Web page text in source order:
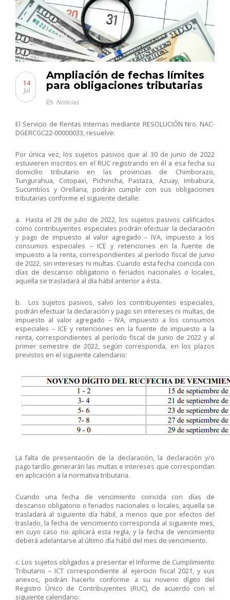
Ampliación de fechas límites
para obligaciones tributarias
14
Jul
Noticias
El Servicio de Rentas Internas mediante RESOLUCIÓN Nro. NAC-
DGERCGC22-00000033, resuelve:
Por única vez, los sujetos pasivos que al 30 de junio de 2022
estuvieren inscritos en el RUC registrando en él a esa fecha su
domicilio tributario en las provincias de Chimborazo,
Tungurahua, Cotopaxi, Pichincha, Pastaza, Azuay, Imbabura,
Sucumbíos y Orellana, podrán cumplir con sus obligaciones
tributarias conforme el siguiente detalle:
a. Hasta el 28 de julio de 2022, los sujetos pasivos calificados
como contribuyentes especiales podrán efectuar la declaración
y pago de impuesto al valor agregado – IVA, impuesto a los
consumos especiales – ICE y retenciones en la fuente de
impuesto a la renta, correspondientes al período fiscal de junio
de 2022, sin intereses ni multas. Cuando esta fecha coincida con
días de descanso obligatorio o feriados nacionales o locales,
aquella se trasladará al día hábil anterior a ésta.
b. Los sujetos pasivos, salvo los contribuyentes especiales,
podrán efectuar la declaración y pago sin intereses ni multas, de
impuesto al valor agregado – IVA, impuesto a los consumos
especiales – ICE y retenciones en la fuente de impuesto a la
renta, correspondientes al período fiscal de junio de 2022 y al
primer semestre de 2022, según corresponda, en los plazos
previstos en el siguiente calendario:
La falta de presentación de la declaración, la declaración y/o
pago tardío generarán las multas e intereses que correspondan
en aplicación a la normativa tributaria.
Cuando una fecha de vencimiento coincida con días de
descanso obligatorio o feriados nacionales o locales, aquella se
trasladará al siguiente día hábil, a menos que por efectos del
traslado, la fecha de vencimiento corresponda al siguiente mes,
en cuyo caso no aplicará esta regla, y la fecha de vencimiento
deberá adelantarse al último día hábil del mes de vencimiento.
c. Los sujetos obligados a presentar el Informe de Cumplimiento
Tributario – ICT correspondiente al ejercicio fiscal 2021, y sus
anexos, podrán hacerlo conforme a su noveno dígito del
Registro Único de Contribuyentes (RUC), de acuerdo con el
siguiente calendario: